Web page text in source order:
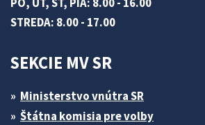
STREDA: 8.00 - 17.00
SEKCIE MV SR
Ministerstvo vnútra SR
Štátna komisia pre volby